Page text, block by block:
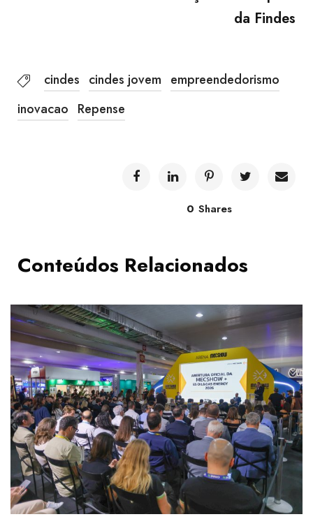
da Findes
cindes cindes jovem empreendedorismo
inovacao Repense
0 Shares
Conteúdos Relacionados